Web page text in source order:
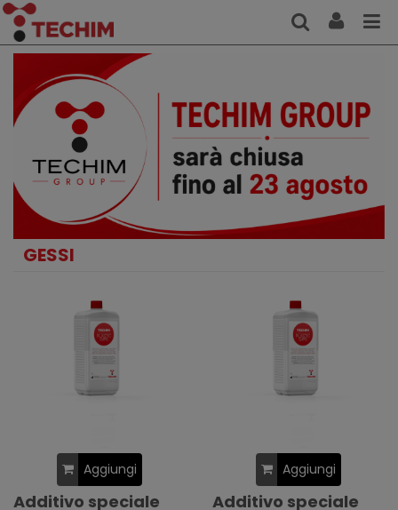
GESSI
Aggiungi
Additivo speciale
Aggiungi
Additivo speciale